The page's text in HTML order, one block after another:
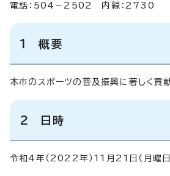
電話：504－2502 内線：2730
1 概要
本市のスポーツの普及振興に著しく貢
2 日時
令和4年（2022年）11月21日（月曜